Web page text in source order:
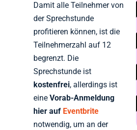
Damit alle Teilnehmer von
der Sprechstunde
profitieren können, ist die
Teilnehmerzahl auf 12
begrenzt. Die
Sprechstunde ist
kostenfrei, allerdings ist
eineVorab-Anmeldung
hier auf Eventbrite
notwendig, um an der